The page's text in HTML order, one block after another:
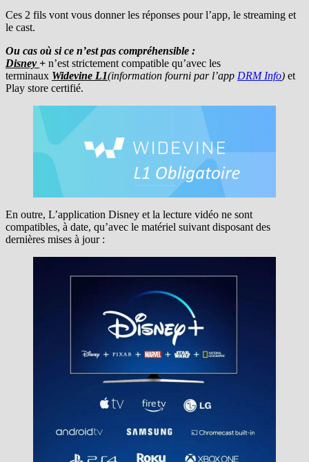
Ces 2 fils vont vous donner les réponses pour l’app, le streaming et
le cast.
Ou cas où si ce n’est pas compréhensible :
Disney + n’est strictement compatible qu’avec les
terminaux Widevine L1(information fourni par l’app DRM Info) et
Play store certifié.
En outre, L’application Disney et la lecture vidéo ne sont
compatibles, à date, qu’avec le matériel suivant disposant des
dernières mises à jour :